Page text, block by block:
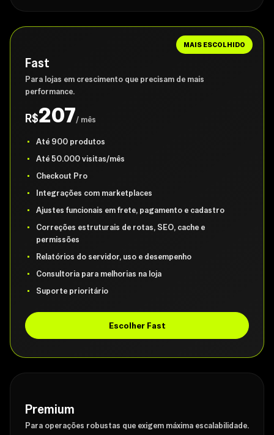
MAIS ESCOLHIDO
Fast
Para lojas em crescimento que precisam de mais
performance.
R$207/ mês
Até 900 produtos
Até 50.000 visitas/mês
Checkout Pro
Integrações com marketplaces
Ajustes funcionais em frete, pagamento e cadastro
Correções estruturais de rotas, SEO, cache e
permissões
Relatórios do servidor, uso e desempenho
Consultoria para melhorias na loja
Suporte prioritário
Escolher Fast
Premium
Para operações robustas que exigem máxima escalabilidade.